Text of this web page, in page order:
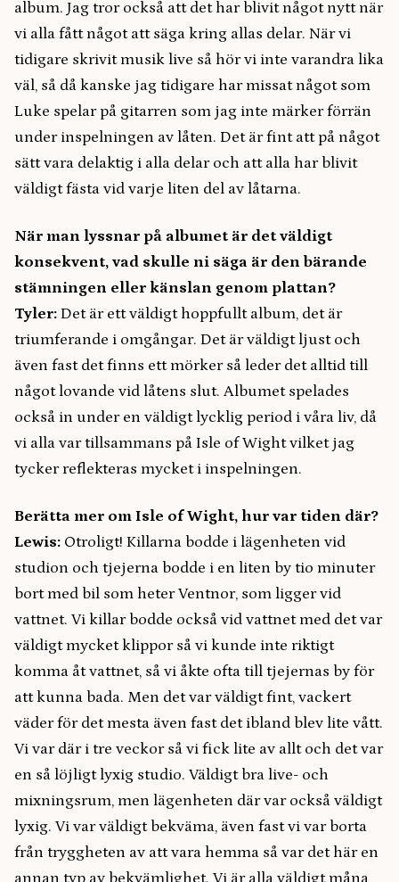
album. Jag tror också att det har blivit något nytt när
vi alla fått något att säga kring allas delar. När vi
tidigare skrivit musik live så hör vi inte varandra lika
väl, så då kanske jag tidigare har missat något som
Luke spelar på gitarren som jag inte märker förrän
under inspelningen av låten. Det är fint att på något
sätt vara delaktig i alla delar och att alla har blivit
väldigt fästa vid varje liten del av låtarna.
När man lyssnar på albumet är det väldigt
konsekvent, vad skulle ni säga är den bärande
stämningen eller känslan genom plattan?
Tyler: Det är ett väldigt hoppfullt album, det är
triumferande i omgångar. Det är väldigt ljust och
även fast det finns ett mörker så leder det alltid till
något lovande vid låtens slut. Albumet spelades
också in under en väldigt lycklig period i våra liv, då
vi alla var tillsammans på Isle of Wight vilket jag
tycker reflekteras mycket i inspelningen.
Berätta mer om Isle of Wight, hur var tiden där?
Lewis: Otroligt! Killarna bodde i lägenheten vid
studion och tjejerna bodde i en liten by tio minuter
bort med bil som heter Ventnor, som ligger vid
vattnet. Vi killar bodde också vid vattnet med det var
väldigt mycket klippor så vi kunde inte riktigt
komma åt vattnet, så vi åkte ofta till tjejernas by för
att kunna bada. Men det var väldigt fint, vackert
väder för det mesta även fast det ibland blev lite vått.
Vi var där i tre veckor så vi fick lite av allt och det var
en så löjligt lyxig studio. Väldigt bra live- och
mixningsrum, men lägenheten där var också väldigt
lyxig. Vi var väldigt bekväma, även fast vi var borta
från tryggheten av att vara hemma så var det här en